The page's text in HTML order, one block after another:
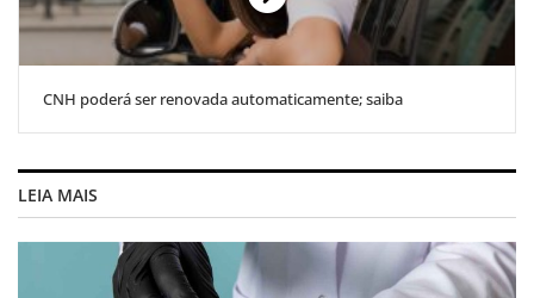
CNH poderá ser renovada automaticamente; saiba
LEIA MAIS